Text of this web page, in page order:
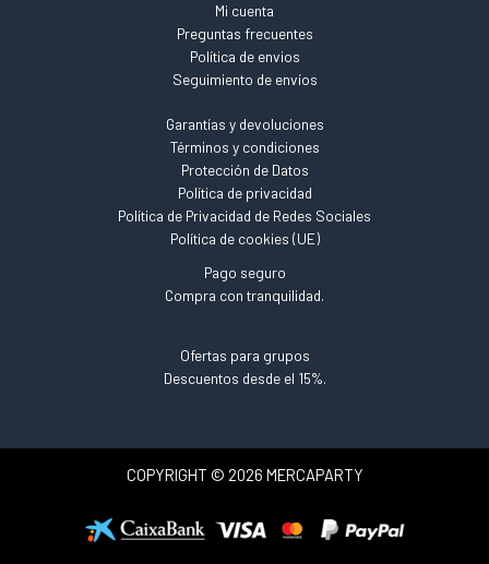
Mi cuenta
Preguntas frecuentes
Política de envios
Seguimiento de envíos
Garantías y devoluciones
Términos y condiciones
Protección de Datos
Política de privacidad
Política de Privacidad de Redes Sociales
Política de cookies (UE)
Pago seguro
Compra con tranquilidad.
Ofertas para grupos
Descuentos desde el 15%.
COPYRIGHT © 2026 MERCAPARTY